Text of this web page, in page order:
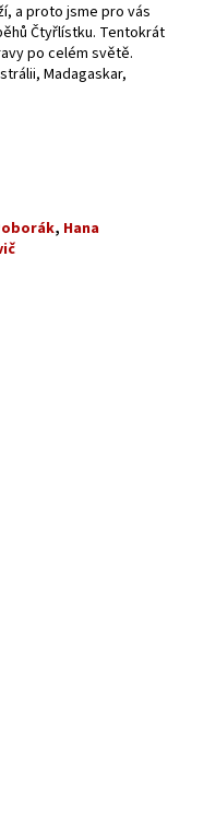
a proto jsme pro vás
Čtyřlístku. Tentokrát
po celém světě.
Madagaskar,
, Hana